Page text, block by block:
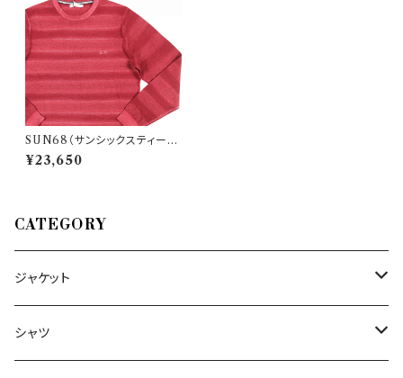
SUN68（サンシックスティーエ
イト） 丸首セーター K29121 24
161
¥23,650
CATEGORY
ジャケット
～44/S
シャツ